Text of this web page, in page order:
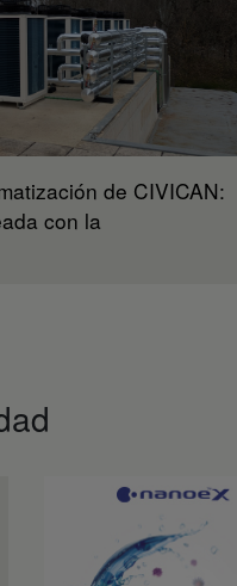
de CIVICAN:
con la